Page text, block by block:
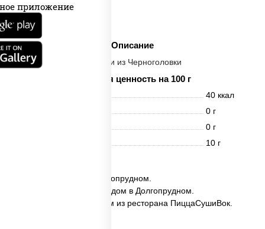
приложение
Описание
Напитки из Черноголовки
Пищевая ценность на 100 г
40 ккал
0 г
0 г
10 г
✅ Тархун заказать в Долгопрудном.
✅ Тархун с доставкой на дом в Долгопрудном.
✅ Тархун в Долгопрудном из ресторана ПиццаСушиВок.